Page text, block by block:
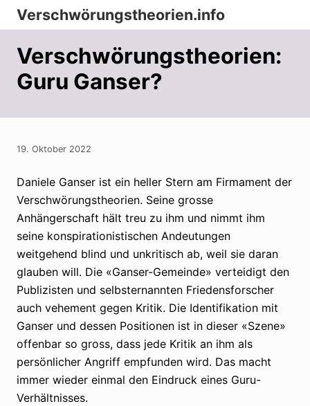
Menu
Zur
Hauptnavigation
springen
Zum
Inhalt
springen
Zur
Seitenspalte
springen
Verschwörungstheorien.info
zu
Merkmalen,
Risiken
Denkens
Verschwörungstheorien:
Guru Ganser?
19. Oktober 2022
Daniele Ganser ist ein heller Stern am Firmament der
Verschwörungstheorien. Seine grosse
Anhängerschaft hält treu zu ihm und nimmt ihm
seine konspirationistischen Andeutungen
weitgehend blind und unkritisch ab, weil sie daran
glauben will. Die «Ganser-Gemeinde» verteidigt den
Publizisten und selbsternannten Friedensforscher
auch vehement gegen Kritik. Die Identifikation mit
Ganser und dessen Positionen ist in dieser «Szene»
offenbar so gross, dass jede Kritik an ihm als
persönlicher Angriff empfunden wird. Das macht
immer wieder einmal den Eindruck eines Guru-
Verhältnisses.